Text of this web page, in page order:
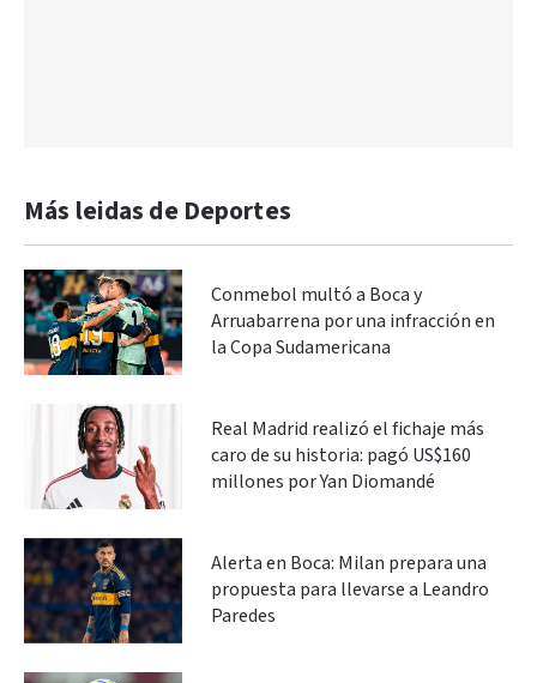
Más leidas de Deportes
Conmebol multó a Boca y
Arruabarrena por una infracción en
la Copa Sudamericana
Real Madrid realizó el fichaje más
caro de su historia: pagó US$160
millones por Yan Diomandé
Alerta en Boca: Milan prepara una
propuesta para llevarse a Leandro
Paredes